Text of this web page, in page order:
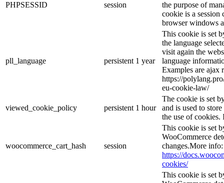
PHPSESSID session
the purpose of
cookie is a session
browser windows
pll_language persistent 1 year
This cookie is set
the language
visit again the
language
Examples are ajax
https://
eu-cookie-law/
viewed_cookie_policy persistent 1 hour
The cookie is set
and is used to
the use of cookies.
woocommerce_cart_hash session
This cookie is set
WooCommerce
changes.More info:
https://
cookies/
This cookie is set